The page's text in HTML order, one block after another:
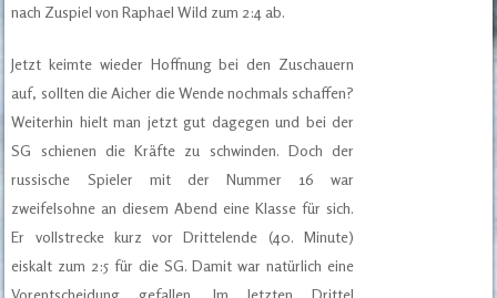
nach Zuspiel von Raphael Wild zum 2:4 ab.
Jetzt keimte wieder Hoffnung bei den Zuschauern
auf, sollten die Aicher die Wende nochmals schaffen?
Weiterhin hielt man jetzt gut dagegen und bei der
SG schienen die Kräfte zu schwinden. Doch der
russische Spieler mit der Nummer 16 war
zweifelsohne an diesem Abend eine Klasse für sich.
Er vollstrecke kurz vor Drittelende (40. Minute)
eiskalt zum 2:5 für die SG. Damit war natürlich eine
Vorentscheidung gefallen. Im letzten Drittel